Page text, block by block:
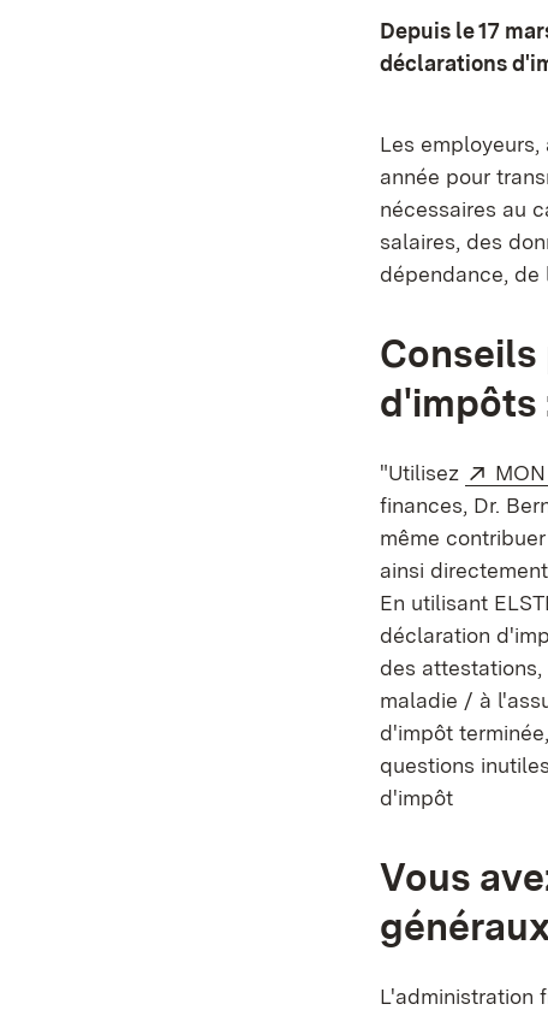
Depuis le 17
déclarations
Les
année pour
nécessaires au
salaires, des
dépendance, de
Conseils
d'impôts
"Utilisez
finances, Dr.
même
ainsi
En utilisant
déclaration
des
maladie / à
d'impôt
questions
d'impôt
Vous
L'administration